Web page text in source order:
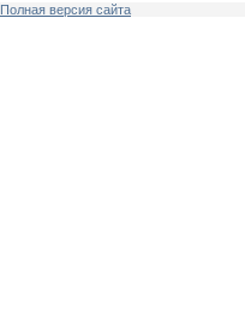
Полная версия сайта